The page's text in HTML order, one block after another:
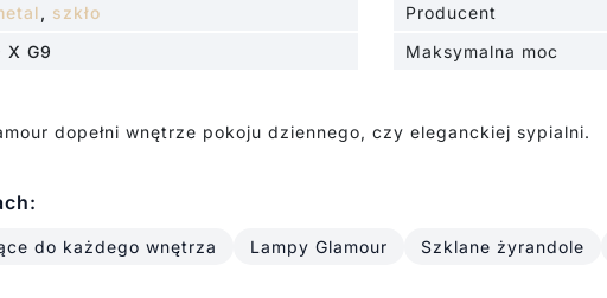
, szkło Producent
X G9 Maksymalna moc
dopełni wnętrze pokoju dziennego, czy eleganckiej sypialni.
do każdego wnętrza Lampy Glamour Szklane żyrandole